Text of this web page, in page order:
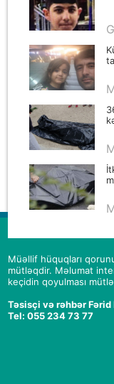
Müəllif hüquqları
mütləqdir. Məlumat
keçidin qoyulması
Təsisçi və rəhbər Fərid
Tel: 055 234 73 77